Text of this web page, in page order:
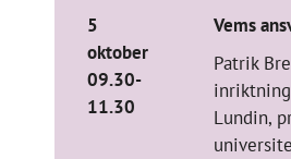
5
oktober
09.30-
11.30
Vems
Patrik
Lundin,